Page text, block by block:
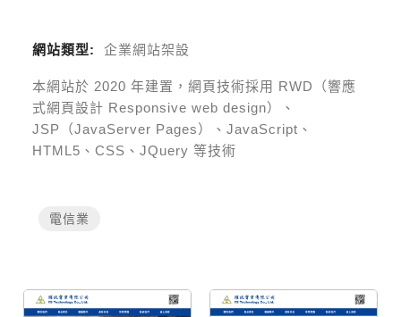
網站類型: 企業網站架設
本網站於 2020 年建置，網頁技術採用 RWD（響應
式網頁設計 Responsive web design）、
JSP（JavaServer Pages）、JavaScript、
HTML5、CSS、JQuery 等技術
電信業